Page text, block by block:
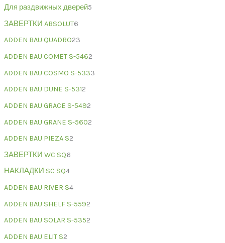
Для раздвижных дверей5
ЗАВЕРТКИ ABSOLUT6
ADDEN BAU QUADRO23
ADDEN BAU COMET S-5462
ADDEN BAU COSMO S-5333
ADDEN BAU DUNE S-5312
ADDEN BAU GRACE S-5492
ADDEN BAU GRANE S-5602
ADDEN BAU PIEZA S2
ЗАВЕРТКИ WC SQ6
НАКЛАДКИ SC SQ4
ADDEN BAU RIVER S4
ADDEN BAU SHELF S-5592
ADDEN BAU SOLAR S-5352
ADDEN BAU ELIT S2